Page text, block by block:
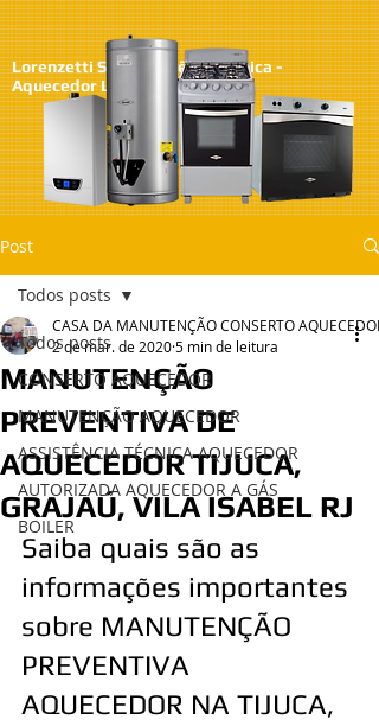
Lorenzetti SA - Assistêcia Técnica -
Aquecedor Lorenzetti
Post
Todos posts
CONSERTO AQUECEDOR
MANUTENÇÃO AQUECEDOR
ASSISTÊNCIA TÉCNICA AQUECEDOR
AUTORIZADA AQUECEDOR A GÁS
BOILER
Todos posts
MANUTENÇÃO
PREVENTIVA DE
AQUECEDOR TIJUCA,
GRAJAÚ, VILA ISABEL RJ
CASA DA MANUTENÇÃO CONSERTO
2 de mar. de 20205 min de leitura
Saiba quais são as
informações importantes
sobre MANUTENÇÃO
PREVENTIVA
AQUECEDOR NA TIJUCA,